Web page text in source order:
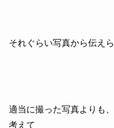
それぐらい写真から伝え
適当に撮った写真よりも
考えて